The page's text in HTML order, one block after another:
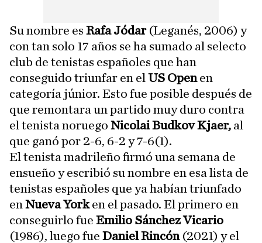
Su nombre es Rafa Jódar(Leganés, 2006) y
con tan solo 17 años se ha sumado al selecto
club de tenistas españoles que han
conseguido triunfar en el US Openen
categoría júnior. Esto fue posible después de
que remontara un partido muy duro contra
el tenista noruego Nicolai Budkov Kjaer, al
que ganó por 2-6, 6-2 y 7-6(1).
El tenista madrileño firmó una semana de
ensueño y escribió su nombre en esa lista de
tenistas españoles que ya habían triunfado
en Nueva Yorken el pasado. El primero en
conseguirlo fue Emilio Sánchez Vicario
(1986), luego fue Daniel Rincón(2021) y el